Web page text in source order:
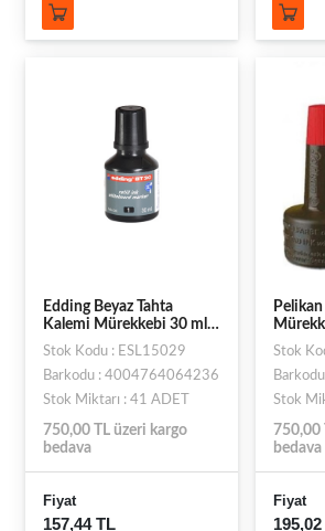
Edding Beyaz Tahta
Kalemi Mürekkebi 30 ml
Siyah
Stok Kodu : ESL15029
Barkodu : 4004764064236
Stok Miktarı : 41 ADET
750,00 TL üzeri kargo
bedava
Fiyat
157,44 TL
Stok
Stok
750,00
bedava
Fiyat